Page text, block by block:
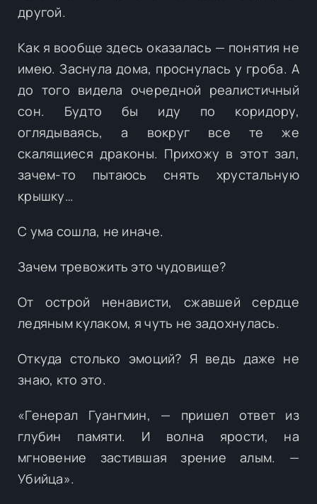
другой.
Как я вообще здесь оказалась — понятия не
имею. Заснула дома, проснулась у гроба. А
до того видела очередной реалистичный
сон. Будто бы иду по коридору,
оглядываясь, а вокруг все те же
скалящиеся драконы. Прихожу в этот зал,
зачем-то пытаюсь снять хрустальную
крышку…
С ума сошла, не иначе.
Зачем тревожить это чудовище?
От острой ненависти, сжавшей сердце
ледяным кулаком, я чуть не задохнулась.
Откуда столько эмоций? Я ведь даже не
знаю, кто это.
«Генерал Гуангмин, — пришел ответ из
глубин памяти. И волна ярости, на
мгновение застившая зрение алым. —
Убийца».